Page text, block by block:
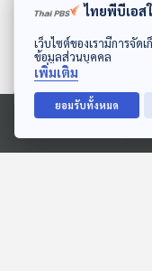
ดาวน์โหลด Thai PBS Podcast
Ⓒ 2020 องค์การกระจายเสียงและแพ
Sci & Tech Movie
โลกไร้จักรกล AI เห
Dune จะเกิดอะไรขึ้น ?
Sci & Tech Movie
ตอนที่เกี่ยวข้อง
ไทยพีบีเอส
เว็บไซต์ของเรามีการจัด
ข้อมูลส่วนบุคคล
เพิ่มเติม
ยอมรับทั้งหมด